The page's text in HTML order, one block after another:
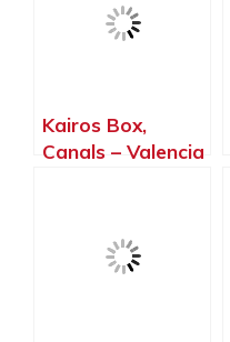
Kairos Box,
Canals – Valencia